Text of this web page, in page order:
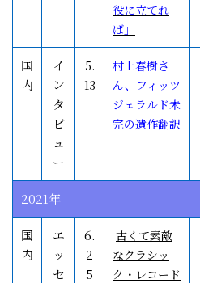
役に立てれ
ば」
国
内
イ
ン
タ
ビ
ュ
ー
5.
13
村上春樹さ
ん、フィッツ
ジェラルド未
完の遺作翻訳
2021年
国
内
エ
ッ
セ
6.
2
5
古くて素敵
なクラシッ
ク・レコード